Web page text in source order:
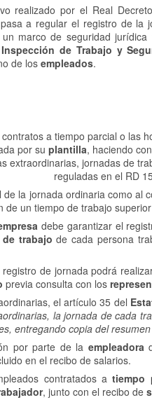
realizado por el Real
a regular el registro de la
marco de seguridad
Inspección de Trabajo y
de losempleados.
a tiempo parcial o las
por suplantilla, haciendo
extraordinarias, jornadas de
reguladas en el RD
la jornada ordinaria como al
de un tiempo de trabajo
debe garantizar el
trabajo de cada persona
de jornada podrá
previa consulta con los
el artículo 35 del
la jornada de cada
entregando copia del
por parte de la empleadora
en el recibo de salarios.
contratados atiempo
, junto con el recibo de